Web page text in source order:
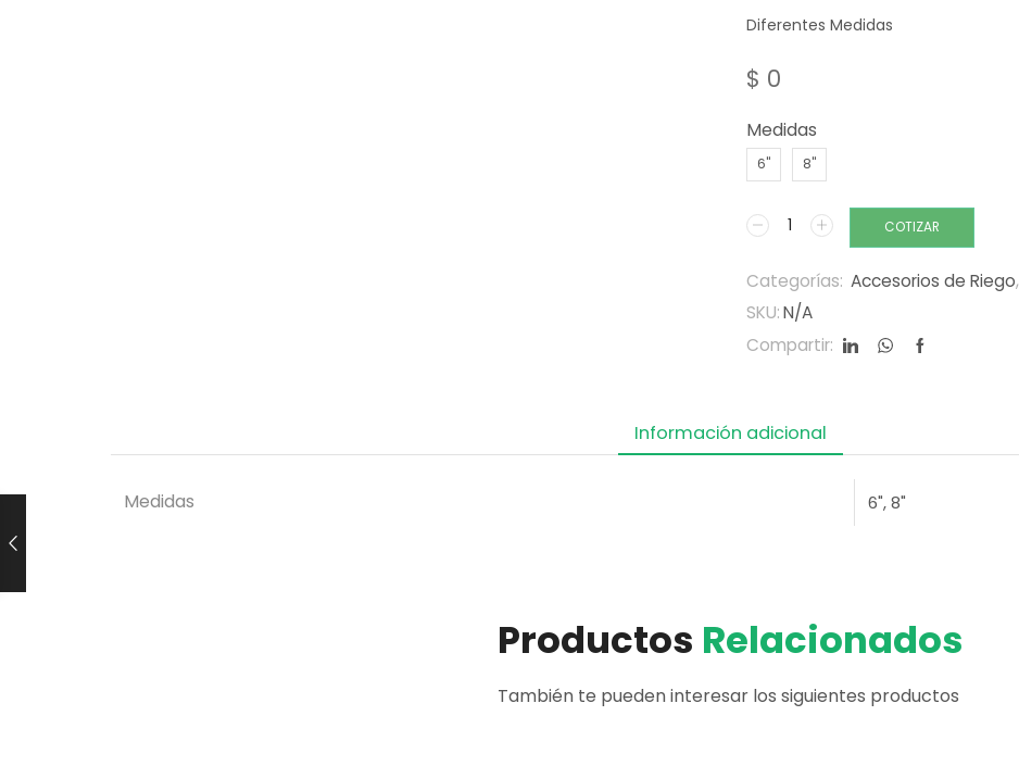
Diferentes Medidas
$ 0
Medidas
6" 8"
COTIZAR
Categorías: Accesorios de Riego,
SKU:N/A
Compartir:
Información adicional
Medidas 6", 8"
Productos Relacionados
También te pueden interesar los siguientes productos